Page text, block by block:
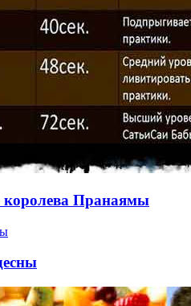
Пранаямы